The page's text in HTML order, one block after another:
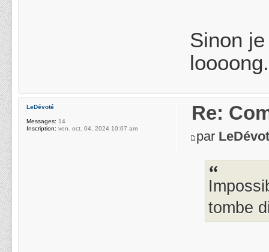
Sinon
Re:
par
tombe
LeDévoté
Messages: 14
Inscription: ven. oct. 04, 2024 10:07 am